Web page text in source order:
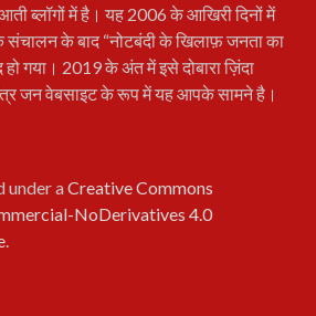
ब्लॉगों में है। यह 2006 के आखिरी दिनों में
के बाद “नोटबंदी के खिलाफ़ जनता का
हो गया। 2019 के अंत में इसे दोबारा ज़िंदा
जन वेबसाइट के रूप में यह आपके सामने है।
under aCreative Commons
NoDerivatives 4.0
.